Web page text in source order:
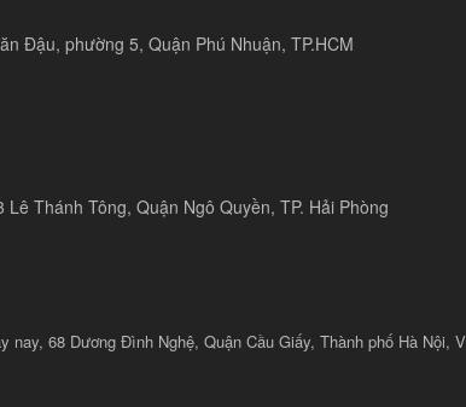
Đậu, phường 5, Quận Phú Nhuận, TP.HCM
Thánh Tông, Quận Ngô Quyền, TP. Hải Phòng
nay, 68 Dương Đình Nghệ, Quận Cầu Giấy, Thành phố Hà Nội,